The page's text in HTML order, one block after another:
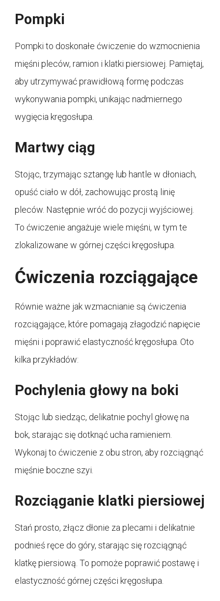
Pompki
Pompki to doskonałe ćwiczenie do wzmocnienia
mięśni pleców, ramion i klatki piersiowej. Pamiętaj,
aby utrzymywać prawidłową formę podczas
wykonywania pompki, unikając nadmiernego
wygięcia kręgosłupa.
Martwy ciąg
Stojąc, trzymając sztangę lub hantle w dłoniach,
opuść ciało w dół, zachowując prostą linię
pleców. Następnie wróć do pozycji wyjściowej.
To ćwiczenie angażuje wiele mięśni, w tym te
zlokalizowane w górnej części kręgosłupa.
Ćwiczenia rozciągające
Równie ważne jak wzmacnianie są ćwiczenia
rozciągające, które pomagają złagodzić napięcie
mięśni i poprawić elastyczność kręgosłupa. Oto
kilka przykładów:
Pochylenia głowy na boki
Stojąc lub siedząc, delikatnie pochyl głowę na
bok, starając się dotknąć ucha ramieniem.
Wykonaj to ćwiczenie z obu stron, aby rozciągnąć
mięśnie boczne szyi.
Rozciąganie klatki piersiowej
Stań prosto, złącz dłonie za plecami i delikatnie
podnieś ręce do góry, starając się rozciągnąć
klatkę piersiową. To pomoże poprawić postawę i
elastyczność górnej części kręgosłupa.